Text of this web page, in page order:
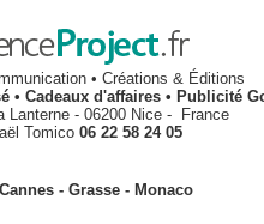
• Créations & Éditions
Cadeaux d'affaires • Publicité
Lanterne - 06200 Nice-
France
Tomico 06 22 58 24 05
- Grasse - Monaco